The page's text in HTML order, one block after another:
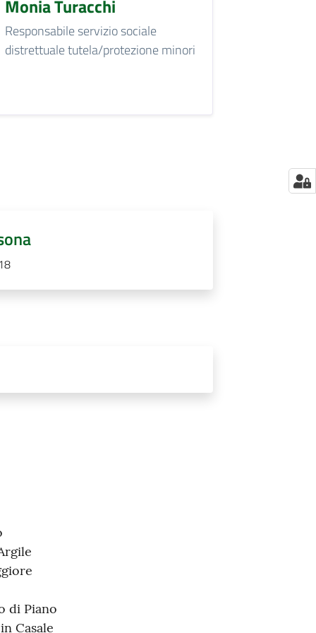
Monia Turacchi
Responsabile servizio sociale
distrettuale tutela/protezione minori
di Piano
Casale